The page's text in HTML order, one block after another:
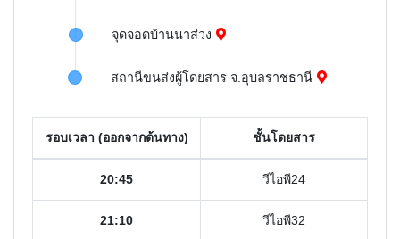
จุดจอดบ้านนาส่วง
สถานีขนส่งผู้โดยสาร จ.อุบลราชธานี
รอบเวลา (ออกจากต้นทาง) ชั้นโดยสาร
20:45 วีไอพี24
21:10 วีไอพี32